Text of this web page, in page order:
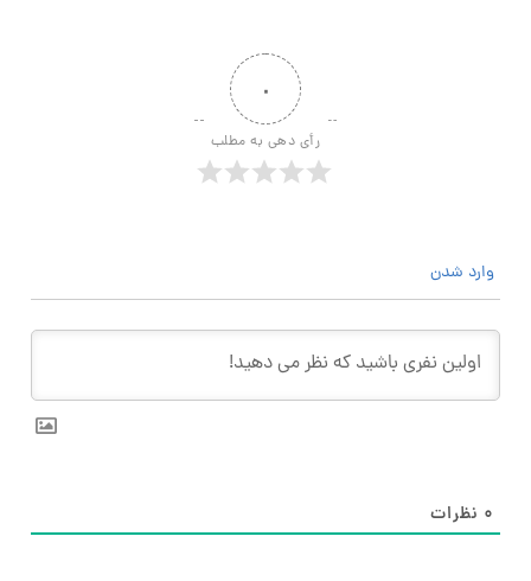
۰
رأی دهی به مطلب
وارد شدن
۰ نظرات